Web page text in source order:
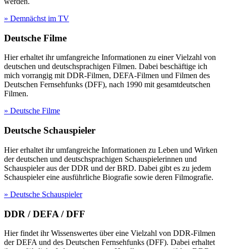
» Demnächst im TV
Deutsche Filme
Hier erhaltet ihr umfangreiche Informationen zu einer Vielzahl von
deutschen und deutschsprachigen Filmen. Dabei beschäftige ich
mich vorrangig mit DDR-Filmen, DEFA-Filmen und Filmen des
Deutschen Fernsehfunks (DFF), nach 1990 mit gesamtdeutschen
Filmen.
» Deutsche Filme
Deutsche Schauspieler
Hier erhaltet ihr umfangreiche Informationen zu Leben und Wirken
der deutschen und deutschsprachigen Schauspielerinnen und
Schauspieler aus der DDR und der BRD. Dabei gibt es zu jedem
Schauspieler eine ausführliche Biografie sowie deren Filmografie.
» Deutsche Schauspieler
DDR / DEFA / DFF
Hier findet ihr Wissenswertes über eine Vielzahl von DDR-Filmen
der DEFA und des Deutschen Fernsehfunks (DFF). Dabei erhaltet